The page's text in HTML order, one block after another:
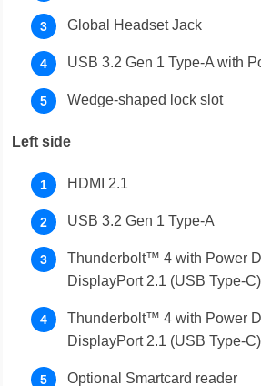
Global Headset Jack
USB 3.2 Gen 1 Type-A with
Wedge-shaped lock slot
Left side
HDMI 2.1
USB 3.2 Gen 1 Type-A
Thunderbolt™ 4 with Power
DisplayPort 2.1 (USB Type-C)
Thunderbolt™ 4 with Power
DisplayPort 2.1 (USB Type-C)
Optional Smartcard reader